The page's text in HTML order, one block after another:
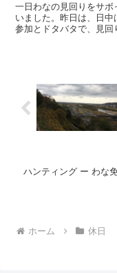
一日わなの見回りをサボ
いました。昨日は、日
参加とドタバタで、見回
ハンティング ー わな
ホーム 休日